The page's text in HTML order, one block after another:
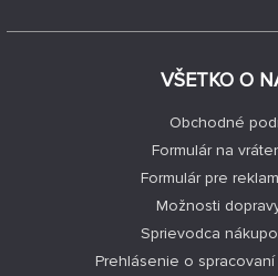
VŠETKO O
Obchodné
Formulár na
Formulár pre
Možnosti
Sprievodca
Prehlásenie o